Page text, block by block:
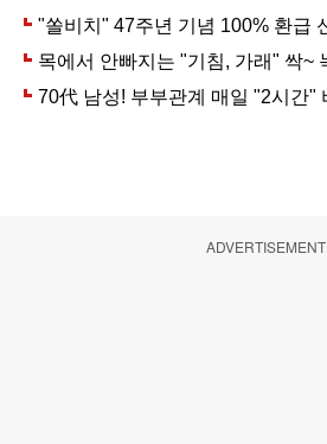
ADVERTISEMENT